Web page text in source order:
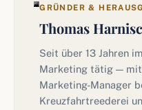
GRÜNDER &
Thomas
Seit über 13 Jahren
Marketing tätig —
Marketing-Manager
Kreuzfahrtreederei